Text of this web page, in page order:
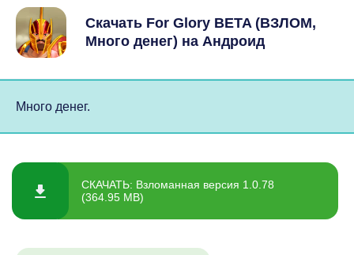
Скачать For Glory BETA (ВЗЛОМ,
Много денег) на Андроид
Много денег.
СКАЧАТЬ: Взломанная версия 1.0.78
(364.95 MB)